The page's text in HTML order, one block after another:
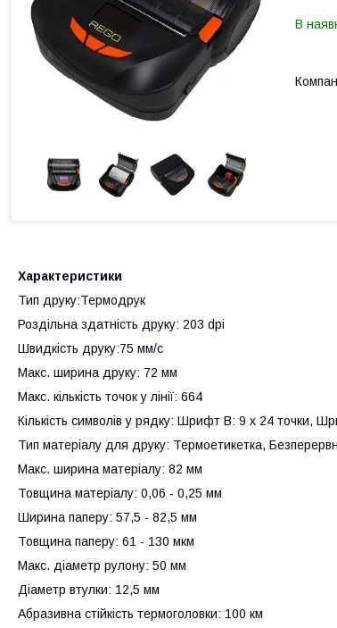
В
Характеристики
Тип друку:Термодрук
Роздільна здатність друку: 203 dpi
Швидкість друку:75 мм/с
Макс. ширина друку: 72 мм
Макс. кількість точок у лінії: 664
Кількість символів у рядку: Шрифт В: 9 x 24 точки,
Тип матеріалу для друку: Термоетикетка,
Макс. ширина матеріалу: 82 мм
Товщина матеріалу: 0,06 - 0,25 мм
Ширина паперу: 57,5 - 82,5 мм
Товщина паперу: 61 - 130 мкм
Макс. діаметр рулону: 50 мм
Діаметр втулки: 12,5 мм
Абразивна стійкість термоголовки: 100 км